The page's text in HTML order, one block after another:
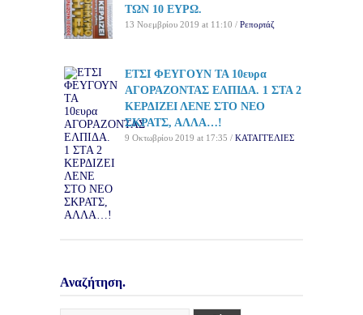
ΤΩΝ 10 ΕΥΡΩ.
13 Νοεμβρίου 2019 at 11:10 / Ρεπορτάζ
ΕΤΣΙ ΦΕΥΓΟΥΝ ΤΑ 10ευρα
ΑΓΟΡΑΖΟΝΤΑΣ ΕΛΠΙΔΑ. 1 ΣΤΑ 2
ΚΕΡΔΙΖΕΙ ΛΕΝΕ ΣΤΟ ΝΕΟ
ΣΚΡΑΤΣ, ΑΛΛΑ…!
9 Οκτωβρίου 2019 at 17:35 / ΚΑΤΑΓΓΕΛΙΕΣ
Αναζήτηση.